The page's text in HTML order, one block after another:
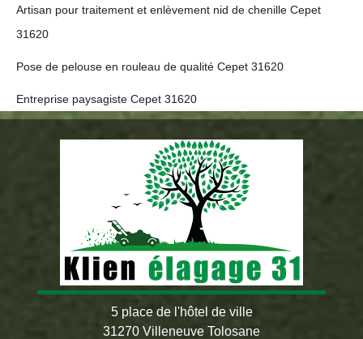
Artisan pour traitement et enlèvement nid de chenille Cepet
31620
Pose de pelouse en rouleau de qualité Cepet 31620
Entreprise paysagiste Cepet 31620
5 place de l'hôtel de ville
31270 Villeneuve Tolosane